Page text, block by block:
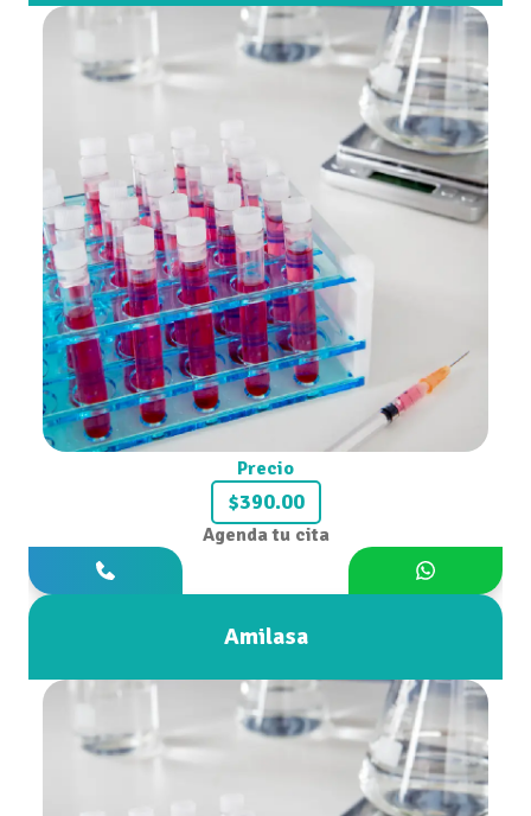
Precio
$390.00
Agenda tu cita
Amilasa